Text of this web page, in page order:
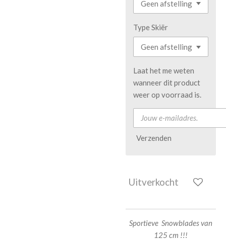
Type Skiër
Laat het me weten
wanneer dit product
weer op voorraad is.
Verzenden
Uitverkocht
Sportieve Snowblades van
125 cm !!!